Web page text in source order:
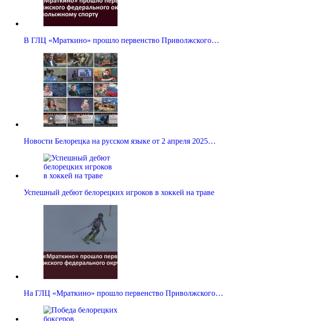
В ГЛЦ «Мраткино» прошло первенство Приволжского…
Новости Белорецка на русском языке от 2 апреля 2025…
Успешный дебют белорецких игроков в хоккей на траве
На ГЛЦ «Мраткино» прошло первенство Приволжского…